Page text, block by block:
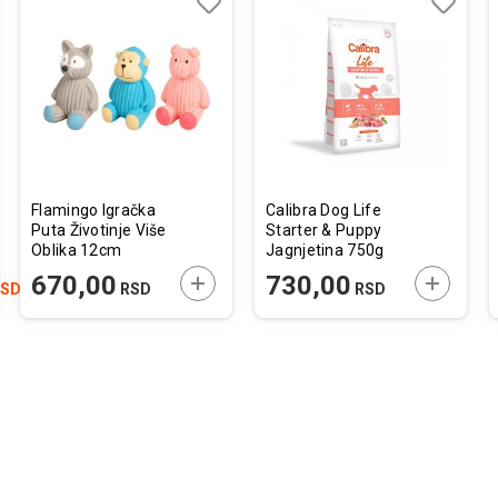
U KORPU
Flamingo Igračka
Puta Životinje Više
Oblika 12cm
670,00 RSD DODAJTE U KORPU
u
listu
želja
Calibra Dog Life
Starter & Puppy
Jagnjetina 750g
730,00 RSD